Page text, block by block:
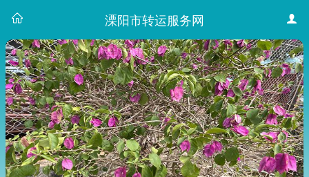
溧阳市转运服务网